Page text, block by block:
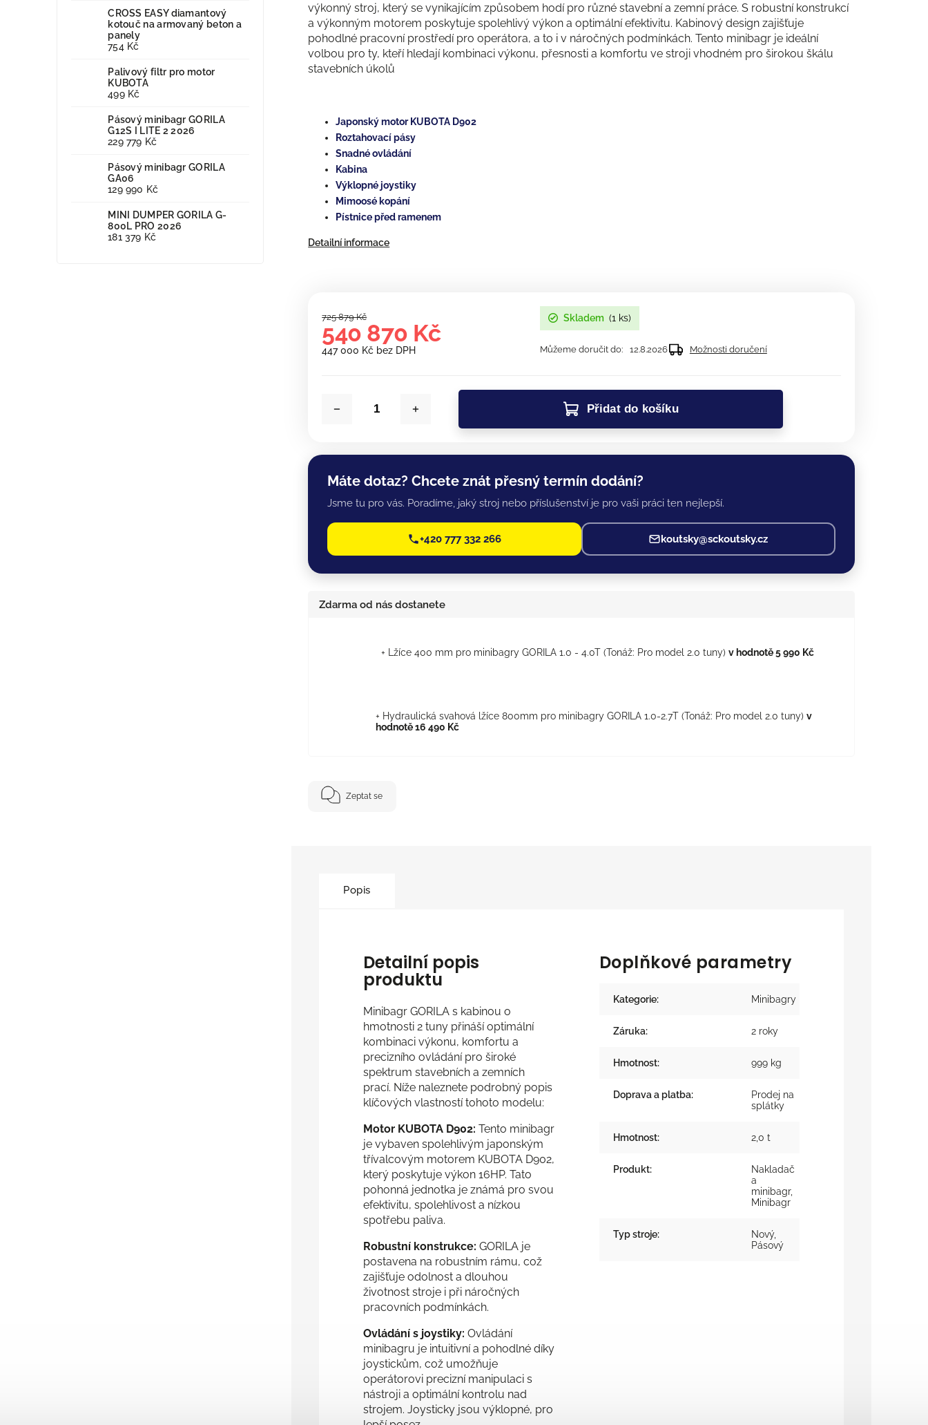
CROSS EASY diamantový
kotouč na armovaný beton a
panely
754 Kč
Palivový filtr pro motor
KUBOTA
499 Kč
Pásový minibagr GORILA
G12S I LITE 2 2026
229 779 Kč
Pásový minibagr GORILA
GA06
129 990 Kč
MINI DUMPER GORILA G-
800L PRO 2026
181 379 Kč
výkonný stroj, který se vynikajícím způsobem hodí pro různé stavební a zemní práce. S robustní konstrukcí
a výkonným motorem poskytuje spolehlivý výkon a optimální efektivitu. Kabinový design zajišťuje
pohodlné pracovní prostředí pro operátora, a to i v náročných podmínkách. Tento minibagr je ideální
volbou pro ty, kteří hledají kombinaci výkonu, přesnosti a komfortu ve stroji vhodném pro širokou škálu
stavebních úkolů
Japonský motor KUBOTA D902
Roztahovací pásy
Snadné ovládání
Kabina
Výklopné joystiky
Mimoosé kopání
Pístnice před ramenem
Detailní informace
725 879 Kč
540 870 Kč
447 000 Kč bez DPH
Skladem (1 ks)
Můžeme doručit do: 12.8.2026 Možnosti doručení
Přidat do košíku
Máte dotaz? Chcete znát přesný termín dodání?
Jsme tu pro vás. Poradíme, jaký stroj nebo příslušenství je pro vaši práci ten nejlepší.
+420 777 332 266 koutsky@sckoutsky.cz
Zdarma od nás dostanete
+ Lžíce 400 mm pro minibagry GORILA 1.0 - 4.0T (Tonáž: Pro model 2.0 tuny)v hodnotě 5 990 Kč
+ Hydraulická svahová lžíce 800mm pro minibagry GORILA 1.0-2.7T (Tonáž: Pro model 2.0 tuny)v
hodnotě 16 490 Kč
Zeptat se
Popis
Detailní popis
produktu
Minibagr GORILA s kabinou o
hmotnosti 2 tuny přináší optimální
kombinaci výkonu, komfortu a
precizního ovládání pro široké
spektrum stavebních a zemních
prací. Níže naleznete podrobný popis
klíčových vlastností tohoto modelu:
Motor KUBOTA D902: Tento minibagr
je vybaven spolehlivým japonským
třívalcovým motorem KUBOTA D902,
který poskytuje výkon 16HP. Tato
pohonná jednotka je známá pro svou
efektivitu, spolehlivost a nízkou
spotřebu paliva.
Robustní konstrukce: GORILA je
postavena na robustním rámu, což
zajišťuje odolnost a dlouhou
životnost stroje i při náročných
pracovních podmínkách.
Ovládání s joystiky: Ovládání
minibagru je intuitivní a pohodlné díky
joystickům, což umožňuje
operátorovi precizní manipulaci s
nástroji a optimální kontrolu nad
strojem. Joysticky jsou výklopné, pro
Doplňkové parametry
Kategorie: Minibagry
Záruka: 2 roky
Hmotnost: 999 kg
Doprava a platba:
Prodej na
splátky
Hmotnost: 2,0 t
Produkt:
Nakladač
a
minibagr,
Minibagr
Typ stroje:
Nový,
Pásový